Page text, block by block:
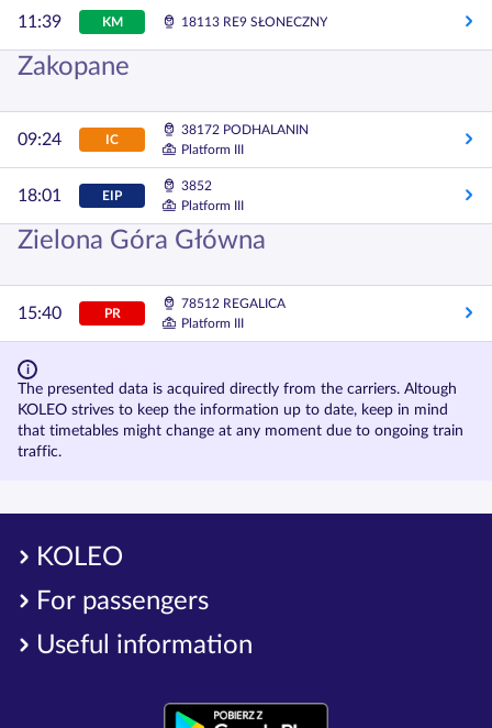
11:39 KM 18113 RE9 SŁONECZNY
Zakopane
09:24 IC
38172 PODHALANIN
Platform III
18:01 EIP
3852
Platform III
Zielona Góra Główna
15:40 PR
78512 REGALICA
Platform III
The presented data is acquired directly from the carriers. Altough
KOLEO strives to keep the information up to date, keep in mind
that timetables might change at any moment due to ongoing train
traffic.
KOLEO
For passengers
Useful information